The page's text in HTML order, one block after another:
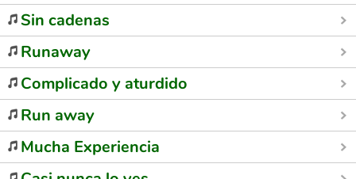
Sin cadenas
Runaway
Complicado y aturdido
Run away
Mucha Experiencia